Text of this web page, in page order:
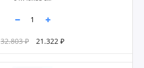
32.803 ₽ 21.322 ₽